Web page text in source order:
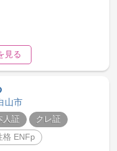
見る
山市
人証
クレ証
格 ENFp